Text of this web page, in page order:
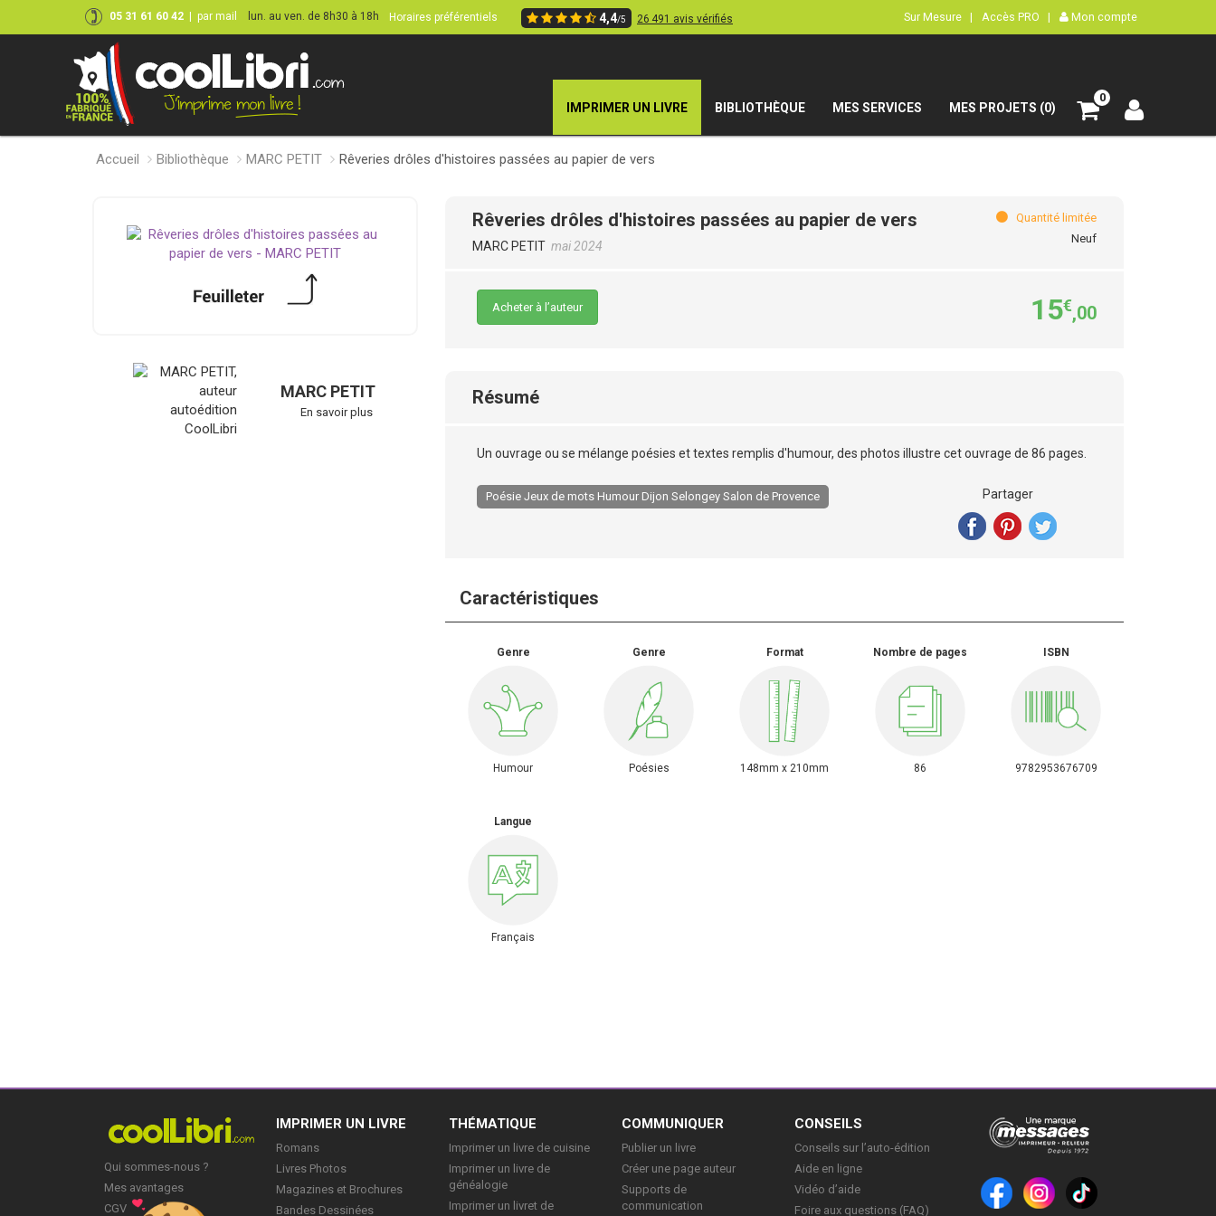
05 31 61 60 42 par mail lun. au ven. de 8h30 à 18h Horaires préférentiels 4,4/5 26 491 avis vérifiés Sur Mesure | Accès PRO | Mon compte
IMPRIMER UN LIVRE BIBLIOTHÈQUE MES SERVICES MES PROJETS (0)
0
Accueil Bibliothèque MARC PETIT Rêveries drôles d'histoires passées au papier de vers
MARC PETIT
En savoir plus
Rêveries drôles d'histoires passées au papier de vers
MARC PETIT mai 2024
Quantité limitée
Neuf
Acheter à l’auteur 15€,00
Résumé
Un ouvrage ou se mélange poésies et textes remplis d'humour, des photos illustre cet ouvrage de 86 pages.
Poésie Jeux de mots Humour Dijon Selongey Salon de Provence Partager
Caractéristiques
Genre
Humour
Genre
Poésies
Format
148mm x 210mm
Nombre de pages
86
ISBN
9782953676709
Langue
Français
Qui sommes-nous ?
Mes avantages
CGV
IMPRIMER UN LIVRE
Romans
Livres Photos
Magazines et Brochures
Bandes Dessinées
THÉMATIQUE
Imprimer un livre de cuisine
Imprimer un livre de
généalogie
Imprimer un livret de
COMMUNIQUER
Publier un livre
Créer une page auteur
Supports de
communication
CONSEILS
Conseils sur l’auto-édition
Aide en ligne
Vidéo d’aide
Foire aux questions (FAQ)